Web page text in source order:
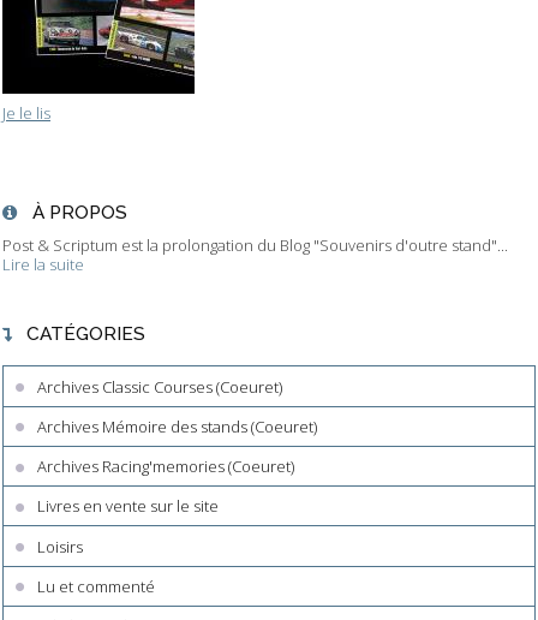
Je le lis
À PROPOS
Post & Scriptum est la prolongation du Blog "Souvenirs d'outre stand"...
Lire la suite
CATÉGORIES
Archives Classic Courses (Coeuret)
Archives Mémoire des stands (Coeuret)
Archives Racing'memories (Coeuret)
Livres en vente sur le site
Loisirs
Lu et commenté